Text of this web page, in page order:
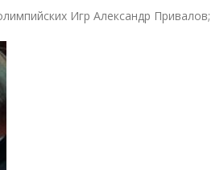
Игр Александр Привалов;